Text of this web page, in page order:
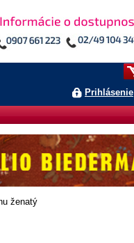
Prihlásenie
ženatý